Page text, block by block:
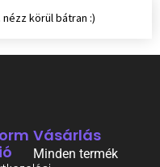
körül bátran :)
Vásárlás
Minden termék